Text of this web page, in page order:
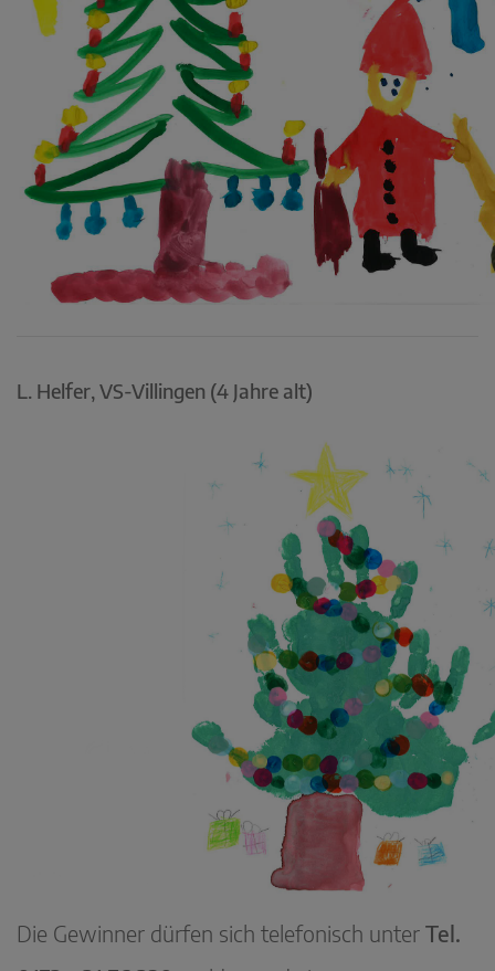
L. Helfer, VS-Villingen (4 Jahre alt)
Die Gewinner dürfen sich telefonisch unter Tel.